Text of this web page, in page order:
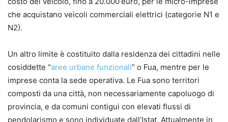
che acquistano veicoli commerciali elettrici (categorie N1 e
N2).
Un altro limite è costituito dalla residenza dei cittadini nelle
cosiddette “aree urbane funzionali” o Fua, mentre per le
imprese conta la sede operativa. Le Fua sono territori
composti da una città, non necessariamente capoluogo di
provincia, e da comuni contigui con elevati flussi di
pendolarismo e sono individuate dall’Istat. Attualmente in